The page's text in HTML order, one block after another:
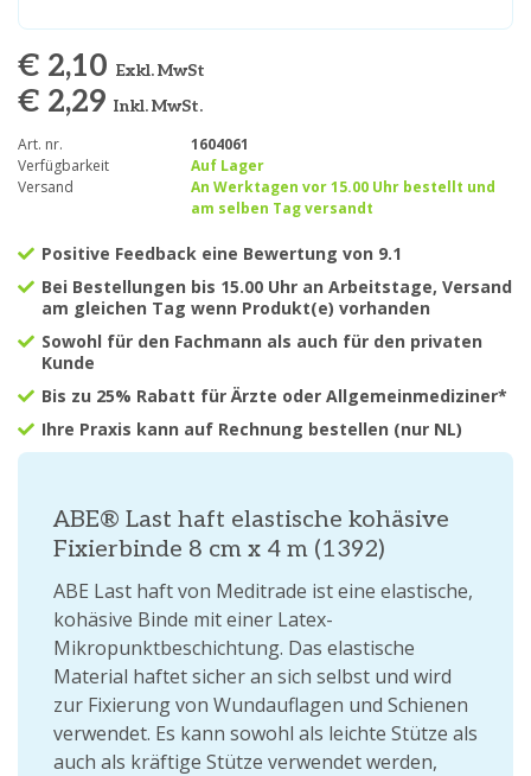
€ 2,10 Exkl. MwSt
€ 2,29 Inkl. MwSt.
Art. nr.
1604061
Verfügbarkeit
Auf Lager
Versand
An Werktagen vor 15.00 Uhr bestellt und
am selben Tag versandt
Positive Feedback eine Bewertung von 9.1
Bei Bestellungen bis 15.00 Uhr an Arbeitstage, Versand
am gleichen Tag wenn Produkt(e) vorhanden
Sowohl für den Fachmann als auch für den privaten
Kunde
Bis zu 25% Rabatt für Ärzte oder Allgemeinmediziner*
Ihre Praxis kann auf Rechnung bestellen (nur NL)
ABE® Last haft elastische kohäsive
Fixierbinde 8 cm x 4 m (1392)
ABE Last haft von Meditrade ist eine elastische,
kohäsive Binde mit einer Latex-
Mikropunktbeschichtung. Das elastische
Material haftet sicher an sich selbst und wird
zur Fixierung von Wundauflagen und Schienen
verwendet. Es kann sowohl als leichte Stütze als
auch als kräftige Stütze verwendet werden,